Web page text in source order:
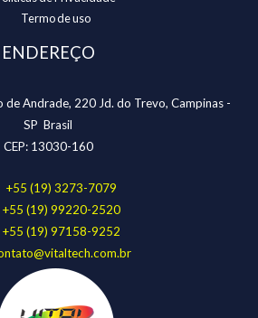
Termo de uso
ENDEREÇO
de Andrade, 220 Jd. do Trevo, Campinas -
SP Brasil
CEP: 13030-160
+55 (19) 3273-7079
+55 (19) 99220-2520
+55 (19) 97158-9252